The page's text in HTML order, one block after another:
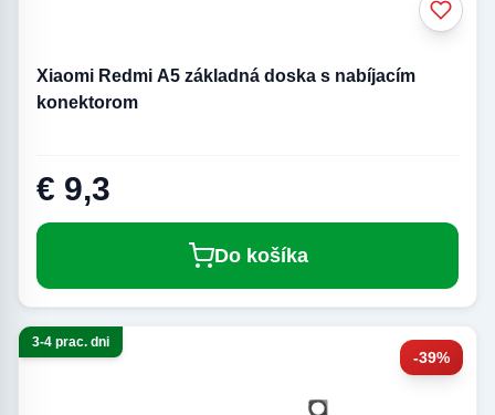
Xiaomi Redmi A5 základná doska s nabíjacím
konektorom
€ 9,3
Do košíka
-39%
3-4 prac. dni